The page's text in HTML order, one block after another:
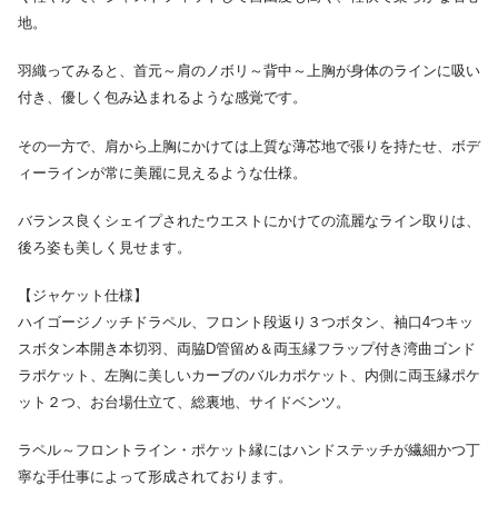
地。
羽織ってみると、首元～肩のノボリ～背中～上胸が身体のラインに吸い
付き、優しく包み込まれるような感覚です。
その一方で、肩から上胸にかけては上質な薄芯地で張りを持たせ、ボデ
ィーラインが常に美麗に見えるような仕様。
バランス良くシェイプされたウエストにかけての流麗なライン取りは、
後ろ姿も美しく見せます。
【ジャケット仕様】
ハイゴージノッチドラペル、フロント段返り３つボタン、袖口4つキッ
スボタン本開き本切羽、両脇D管留め＆両玉縁フラップ付き湾曲ゴンド
ラポケット、左胸に美しいカーブのバルカポケット、内側に両玉縁ポケ
ット２つ、お台場仕立て、総裏地、サイドベンツ。
ラペル～フロントライン・ポケット縁にはハンドステッチが繊細かつ丁
寧な手仕事によって形成されております。